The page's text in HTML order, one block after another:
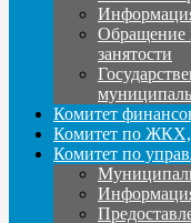
Обращение
занятости
Комитет
Комитет по
Комитет по